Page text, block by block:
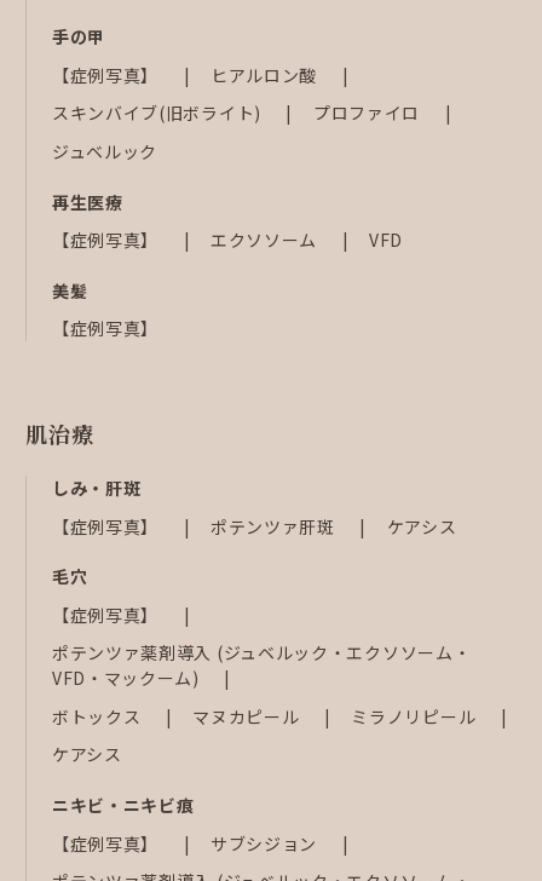
手の甲
【症例写真】
ヒアルロン酸
スキンバイブ(旧ボライト)
プロファイロ
ジュベルック
再生医療
【症例写真】
エクソソーム VFD
美髪
【症例写真】
肌治療
しみ・肝斑
【症例写真】
ポテンツァ肝斑 ケアシス
毛穴
【症例写真】
ポテンツァ薬剤導入 (ジュベルック・エクソソーム・
VFD・マックーム)
ボトックス
マヌカピール
ミラノリピール
ケアシス
ニキビ・ニキビ痕
【症例写真】
サブシジョン